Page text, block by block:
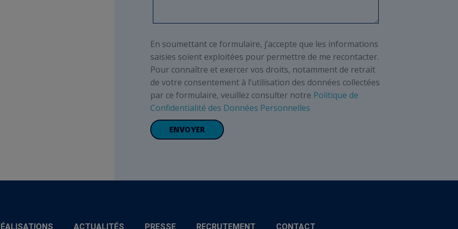
En soumettant ce formulaire, j’accepte que les informations
saisies soient exploitées pour permettre de me recontacter.
Pour connaître et exercer vos droits, notamment de retrait
de votre consentement à l’utilisation des données collectées
par ce formulaire, veuillez consulter notre Politique de
Confidentialité des Données Personnelles
ACTUALITÉS PRESSE RECRUTEMENT CONTACT